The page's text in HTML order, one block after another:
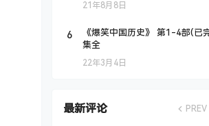
21年8月8日
6
《爆笑中国历史》 第1-4部(已完结)
集全
22年3月4日
最新评论 PREV